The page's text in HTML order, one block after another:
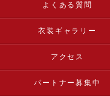
よくある質問
衣装ギャラリー
アクセス
パートナー募集中